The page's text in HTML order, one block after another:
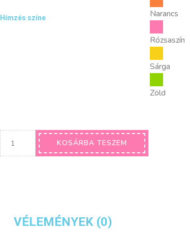
Hímzés színe Narancs
Rózsaszín
Sárga
Zöld
KOSÁRBA TESZEM
VÉLEMÉNYEK (0)